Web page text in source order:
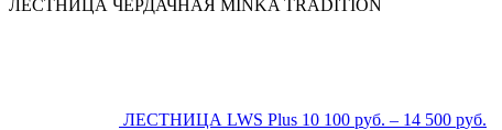
ЛЕСТНИЦА ЧЕРДАЧНАЯ MINKA TRADITION
ЛЕСТНИЦА LWS Plus 10 100 руб. – 14 500 руб.